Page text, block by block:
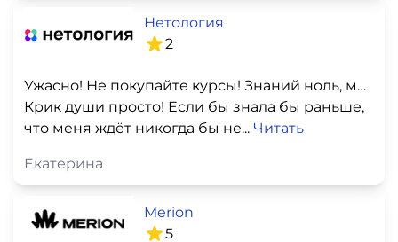
Нетология
2
Ужасно! Не покупайте курсы! Знаний ноль, мошеничество и развод!
Крик души просто! Если бы знала бы раньше,
что меня ждёт никогда бы не... Читать
Екатерина
Merion
5